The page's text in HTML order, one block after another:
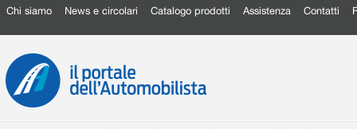
Chi siamo News e circolari Catalogo prodotti Assistenza Contatti